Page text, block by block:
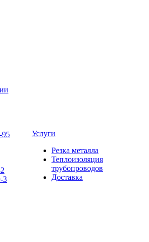
95
3
Услуги
Резка металла
Теплоизоляция
трубопроводов
Доставка